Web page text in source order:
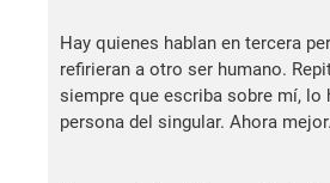
Hay quienes hablan en tercera
refirieran a otro ser humano.
siempre que escriba sobre mí, lo
persona del singular. Ahora mejor.